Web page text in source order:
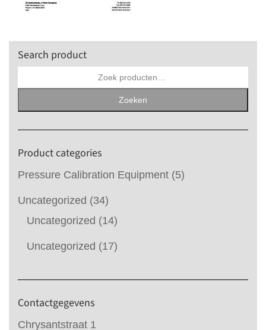
Search product
Zoeken
Product categories
Pressure Calibration Equipment (5)
Uncategorized (34)
Uncategorized (14)
Uncategorized (17)
Contactgegevens
Chrysantstraat 1